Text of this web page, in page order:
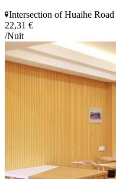
Intersection of Huaihe
22,31 €
/Nuit